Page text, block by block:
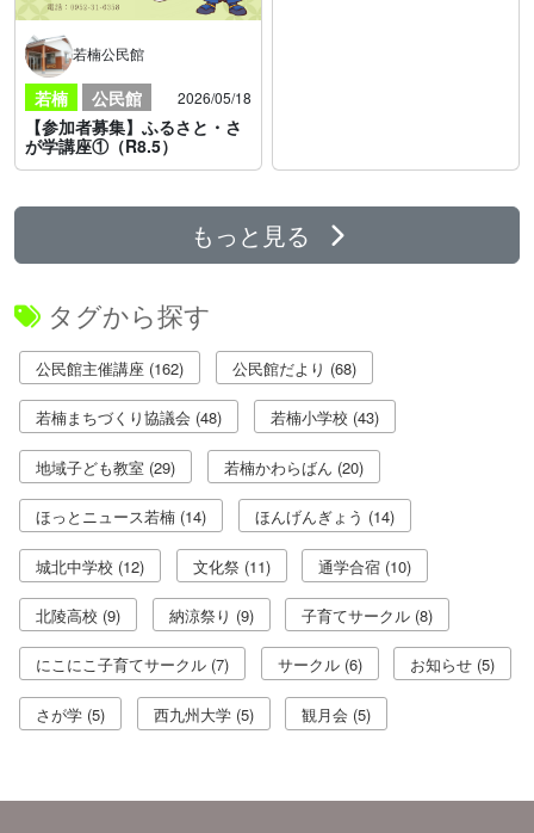
若楠公民館
若楠 公民館 2026/05/18
【参加者募集】ふるさと・さ
が学講座①（R8.5）
もっと見る
タグから探す
公民館主催講座 (162) 公民館だより (68)
若楠まちづくり協議会 (48) 若楠小学校 (43)
地域子ども教室 (29) 若楠かわらばん (20)
ほっとニュース若楠 (14) ほんげんぎょう (14)
城北中学校 (12) 文化祭 (11) 通学合宿 (10)
北陵高校 (9) 納涼祭り (9) 子育てサークル (8)
にこにこ子育てサークル (7) サークル (6) お知らせ (5)
さが学 (5) 西九州大学 (5) 観月会 (5)